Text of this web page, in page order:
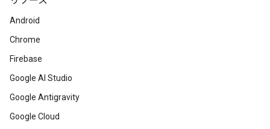
Android
Chrome
Firebase
Google AI Studio
Google Antigravity
Google Cloud